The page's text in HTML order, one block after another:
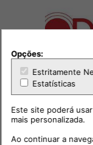
Opções:
Estritamente
Estatísticas
Este site poderá
mais personalizada.
Ao continuar a